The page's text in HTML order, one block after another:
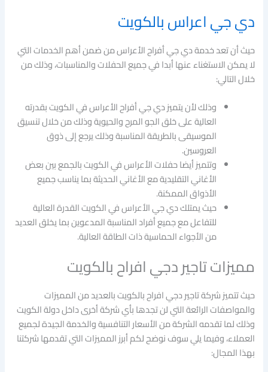
دي جي اعراس بالكويت
حيث أن تعد خدمة دي جي أفراح الأعراس من ضمن أهم الخدمات التي
لا يمكن الاستغناء عنها أبدا في جميع الحفلات والمناسبات، وذلك من
خلال التالي:
وذلك لأن يتميز دي جي أفراح الأعراس في الكويت بقدرته
العالية على خلق الجو المرح والحيوية وذلك من خلال تنسيق
الموسيقى بالطريقة المناسبة وذلك يرجع إلى ذوق
العروسين.
وتتميز أيضا حفلات الأعراس في الكويت بالجمع بين بعض
الأغاني التقليدية مع الأغاني الحديثة بما يناسب جميع
الأذواق الممكنة.
حيث يمتلك دي جي الأعراس في الكويت القدرة العالية
للتفاعل مع جميع أفراد المناسبة المدعوين بما يخلق العديد
من الأجواء الحماسية ذات الطاقة العالية.
مميزات تاجير دجي افراح بالكويت
حيث تتميز شركة تاجير دجي افراح بالكويت بالعديد من المميزات
والمواصفات الرائعة التي لن تجدها بأي شركة أخرى داخل دولة الكويت
وذلك لما تقدمه الشركة من الأسعار التنافسية والخدمة الجيدة لجميع
العملاء، وفيما يلي سوف نوضح لكم أبرز المميزات التي تقدمها شركتنا
بهذا المجال: